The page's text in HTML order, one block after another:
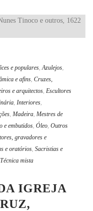
e populares,Azulejos,
e afins, Cruzes,
e arquitectos, Escultores
, Interiores,
, Madeira, Mestres de
e embutidos, Óleo, Outros
gravadores e
e oratórios, Sacristias e
Técnica mista
IGREJA